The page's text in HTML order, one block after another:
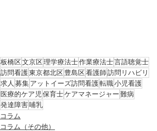
板橋区文京区理学療法士作業療法士言語聴覚士
訪問看護東京都北区豊島区看護師訪問リハビリ
求人 募集アットイーズ訪問看護転職小児看護
医療的ケア児 保育士ケアマネージャー難病
発達障害哺乳
コラム
コラム（その他）